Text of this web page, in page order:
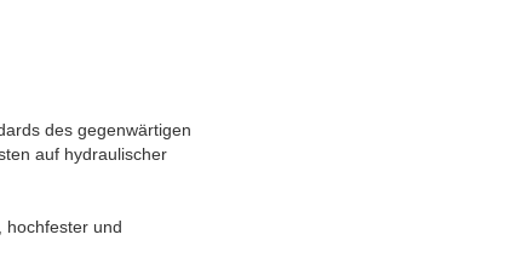
des gegenwärtigen
auf hydraulischer
hochfester und